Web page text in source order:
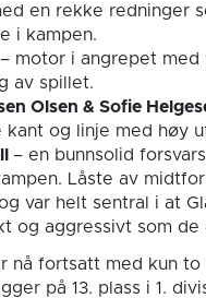
en rekke redninger
i kampen.
– motor i angrepet med
av spillet.
Olsen & Sofie
kant og linje med høy
– en bunnsolid
Låste av
var helt sentral i at
og aggressivt som de
nå fortsatt med kun
på 13. plass i 1.